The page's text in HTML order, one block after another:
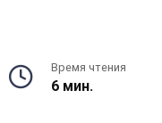
Время чтения
6 мин.